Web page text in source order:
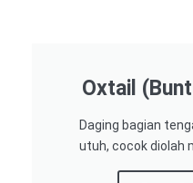
Oxtail
Daging bagian
utuh, cocok diolah